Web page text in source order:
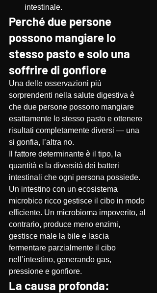
intestinale.
Perché due persone
possono mangiare lo
stesso pasto e solo una
soffrire di gonfiore
Una delle osservazioni più
sorprendenti nella salute digestiva è
che due persone possono mangiare
esattamente lo stesso pasto e ottenere
risultati completamente diversi — una
si gonfia, l’altra no.
Il fattore determinante è il tipo, la
quantità e la diversità dei batteri
intestinali che ogni persona possiede.
Un intestino con un ecosistema
microbico ricco gestisce il cibo in modo
efficiente. Un microbioma impoverito, al
contrario, produce meno enzimi,
gestisce male la bile e lascia
fermentare parzialmente il cibo
nell’intestino, generando gas,
pressione e gonfiore.
La causa profonda: